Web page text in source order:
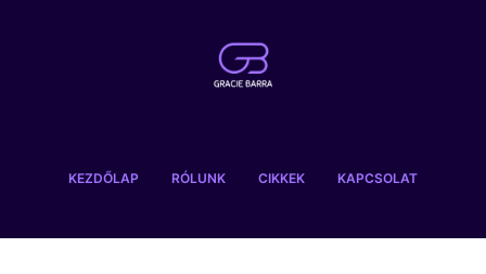
KEZDŐLAP RÓLUNK CIKKEK KAPCSOLAT